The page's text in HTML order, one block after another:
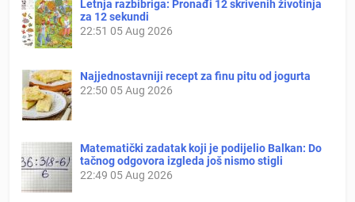
Letnja razbibriga: Pronađi 12 skrivenih životinja
za 12 sekundi
22:51 05 Aug 2026
Najjednostavniji recept za finu pitu od jogurta
22:50 05 Aug 2026
Matematički zadatak koji je podijelio Balkan: Do
tačnog odgovora izgleda još nismo stigli
22:49 05 Aug 2026